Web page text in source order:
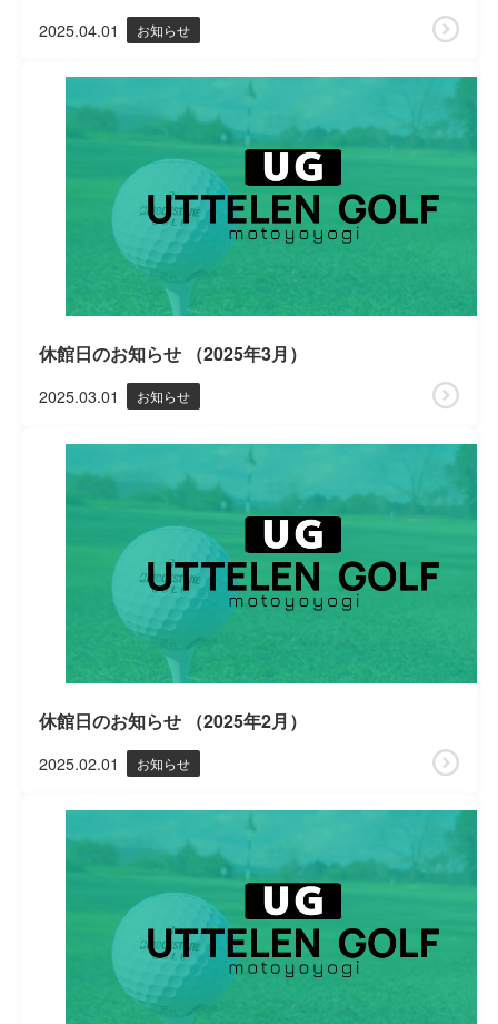
2025.04.01 お知らせ
2025.03.01 お知らせ
休館日のお知らせ （2025年3月）
2025.02.01 お知らせ
休館日のお知らせ （2025年2月）